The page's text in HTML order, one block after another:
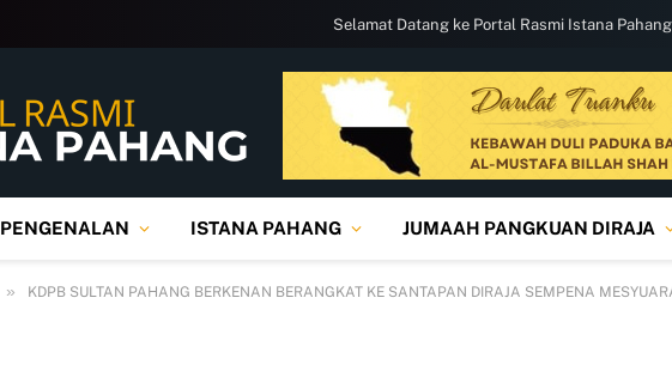
Selamat Datang ke Portal Rasmi Istana Pahang
PENGENALAN ISTANA PAHANG JUMAAH PANGKUAN DIRAJA
» KDPB SULTAN PAHANG BERKENAN BERANGKAT KE SANTAPAN DIRAJA SEMPENA